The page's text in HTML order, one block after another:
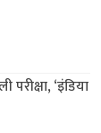
‘इंडिया